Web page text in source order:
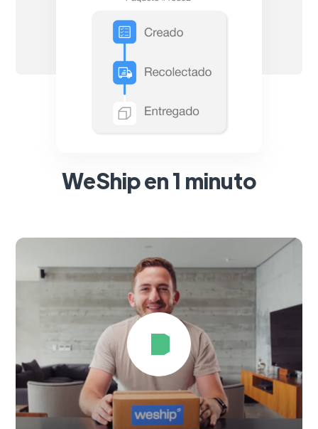
WeShip en 1 minuto